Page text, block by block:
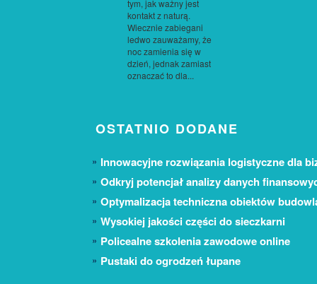
tym, jak ważny jest
kontakt z naturą.
Wiecznie zabiegani
ledwo zauważamy, że
noc zamienia się w
dzień, jednak zamiast
oznaczać to dla...
OSTATNIO DODANE
Innowacyjne rozwiązania logistyczne dla
Odkryj potencjał analizy danych
Optymalizacja techniczna obiektów
Wysokiej jakości części do sieczkarni
Policealne szkolenia zawodowe online
Pustaki do ogrodzeń łupane